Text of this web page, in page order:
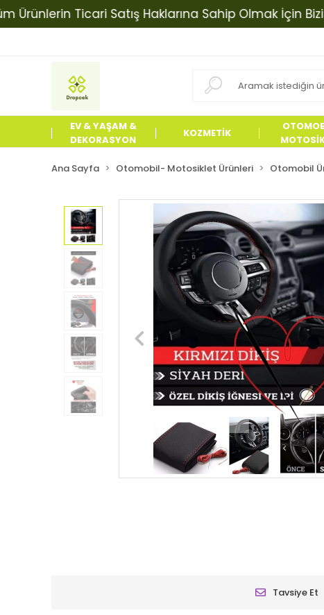
Ticari Satış Haklarına Sahip Olmak İçin
EV & YAŞAM &
DEKORASYON
KOZMETİK
Ana Sayfa Otomobil- Motosiklet Ürünleri Otomobil
Tavsiye Et